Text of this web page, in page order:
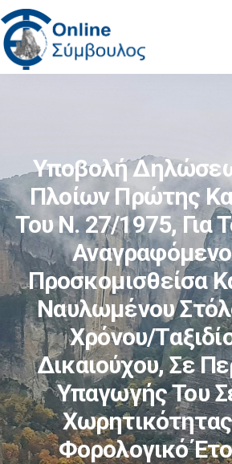
Υποβολή
Πλοίων Πρώτης
Του Ν. 27/1975, Για
Προσκομισθείσα
Ναυλωμένου
Χρόνου/
Δικαιούχου, Σε
Υπαγωγής Του
Χωρητικότητας
Φορολογικό